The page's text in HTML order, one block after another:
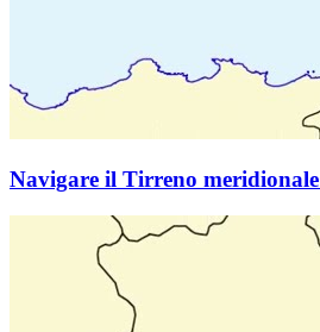
Navigare il Tirreno meridionale